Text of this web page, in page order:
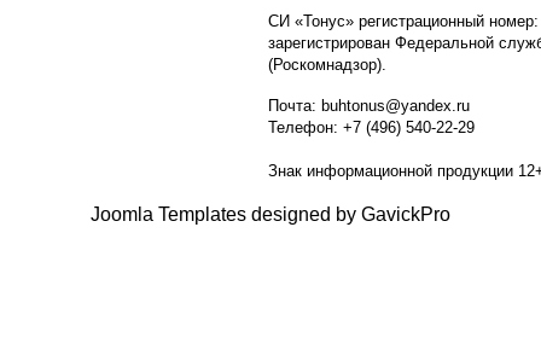
СИ «Тонус» регистрационный
зарегистрирован Федеральной
(Роскомнадзор).
Почта: buhtonus@yandex.ru
Телефон: +7 (496) 540-22-29
Знак информационной продукции
Joomla Templates designed by GavickPro